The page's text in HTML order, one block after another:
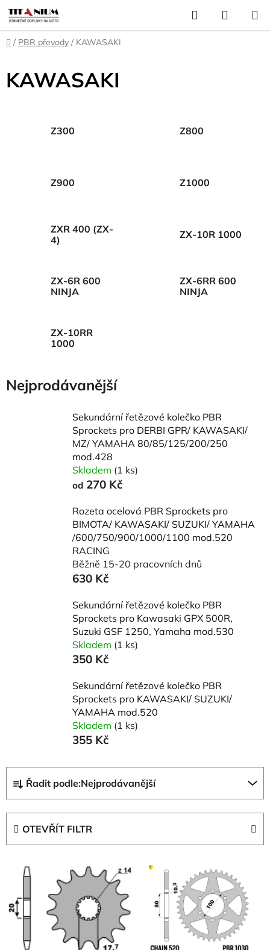
Přejít
na
obsah
Hledat
KOŠÍK
Domů
/ PBR převody / KAWASAKI
KAWASAKI
Z300 Z800
Z900 Z1000
ZXR 400 (ZX-
4)
ZX-10R 1000
ZX-6R 600
NINJA
ZX-6RR 600
NINJA
ZX-10RR
1000
Nejprodávanější
Sekundární řetězové kolečko PBR
Sprockets pro DERBI GPR/ KAWASAKI/
MZ/ YAMAHA 80/85/125/200/250
mod.428
Skladem (1 ks)
od 270 Kč
Rozeta ocelová PBR Sprockets pro
BIMOTA/ KAWASAKI/ SUZUKI/ YAMAHA
/600/750/900/1000/1100 mod.520
RACING
Běžně 15-20 pracovních dnů
630 Kč
Sekundární řetězové kolečko PBR
Sprockets pro Kawasaki GPX 500R,
Suzuki GSF 1250, Yamaha mod.530
Skladem (1 ks)
350 Kč
Sekundární řetězové kolečko PBR
Sprockets pro KAWASAKI/ SUZUKI/
YAMAHA mod.520
Skladem (1 ks)
355 Kč
a
z
o
d
Řadit podle:Nejprodávanější
OTEVŘÍT FILTR
i